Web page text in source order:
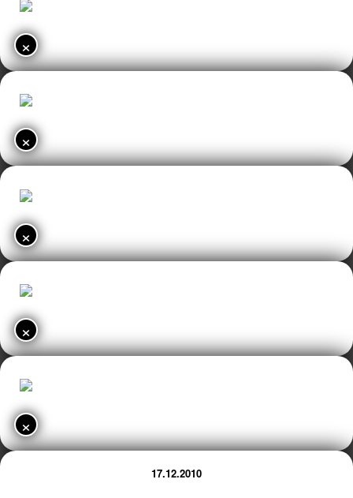
×
×
×
×
×
17.12.2010